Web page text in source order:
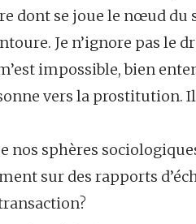
dont se joue le nœud du
Je n’ignore pas le
impossible, bien
vers la prostitution. Il
nos sphères
sur des rapports